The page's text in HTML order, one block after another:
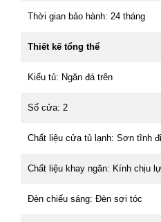
Thời gian bảo hành: 24 tháng
Thiết kế tổng thể
Kiểu tủ: Ngăn đá trên
Số cửa: 2
Chất liệu cửa tủ lạnh: Sơn tĩnh
Chất liệu khay ngăn: Kính chịu
Đèn chiếu sáng: Đèn sợi tóc